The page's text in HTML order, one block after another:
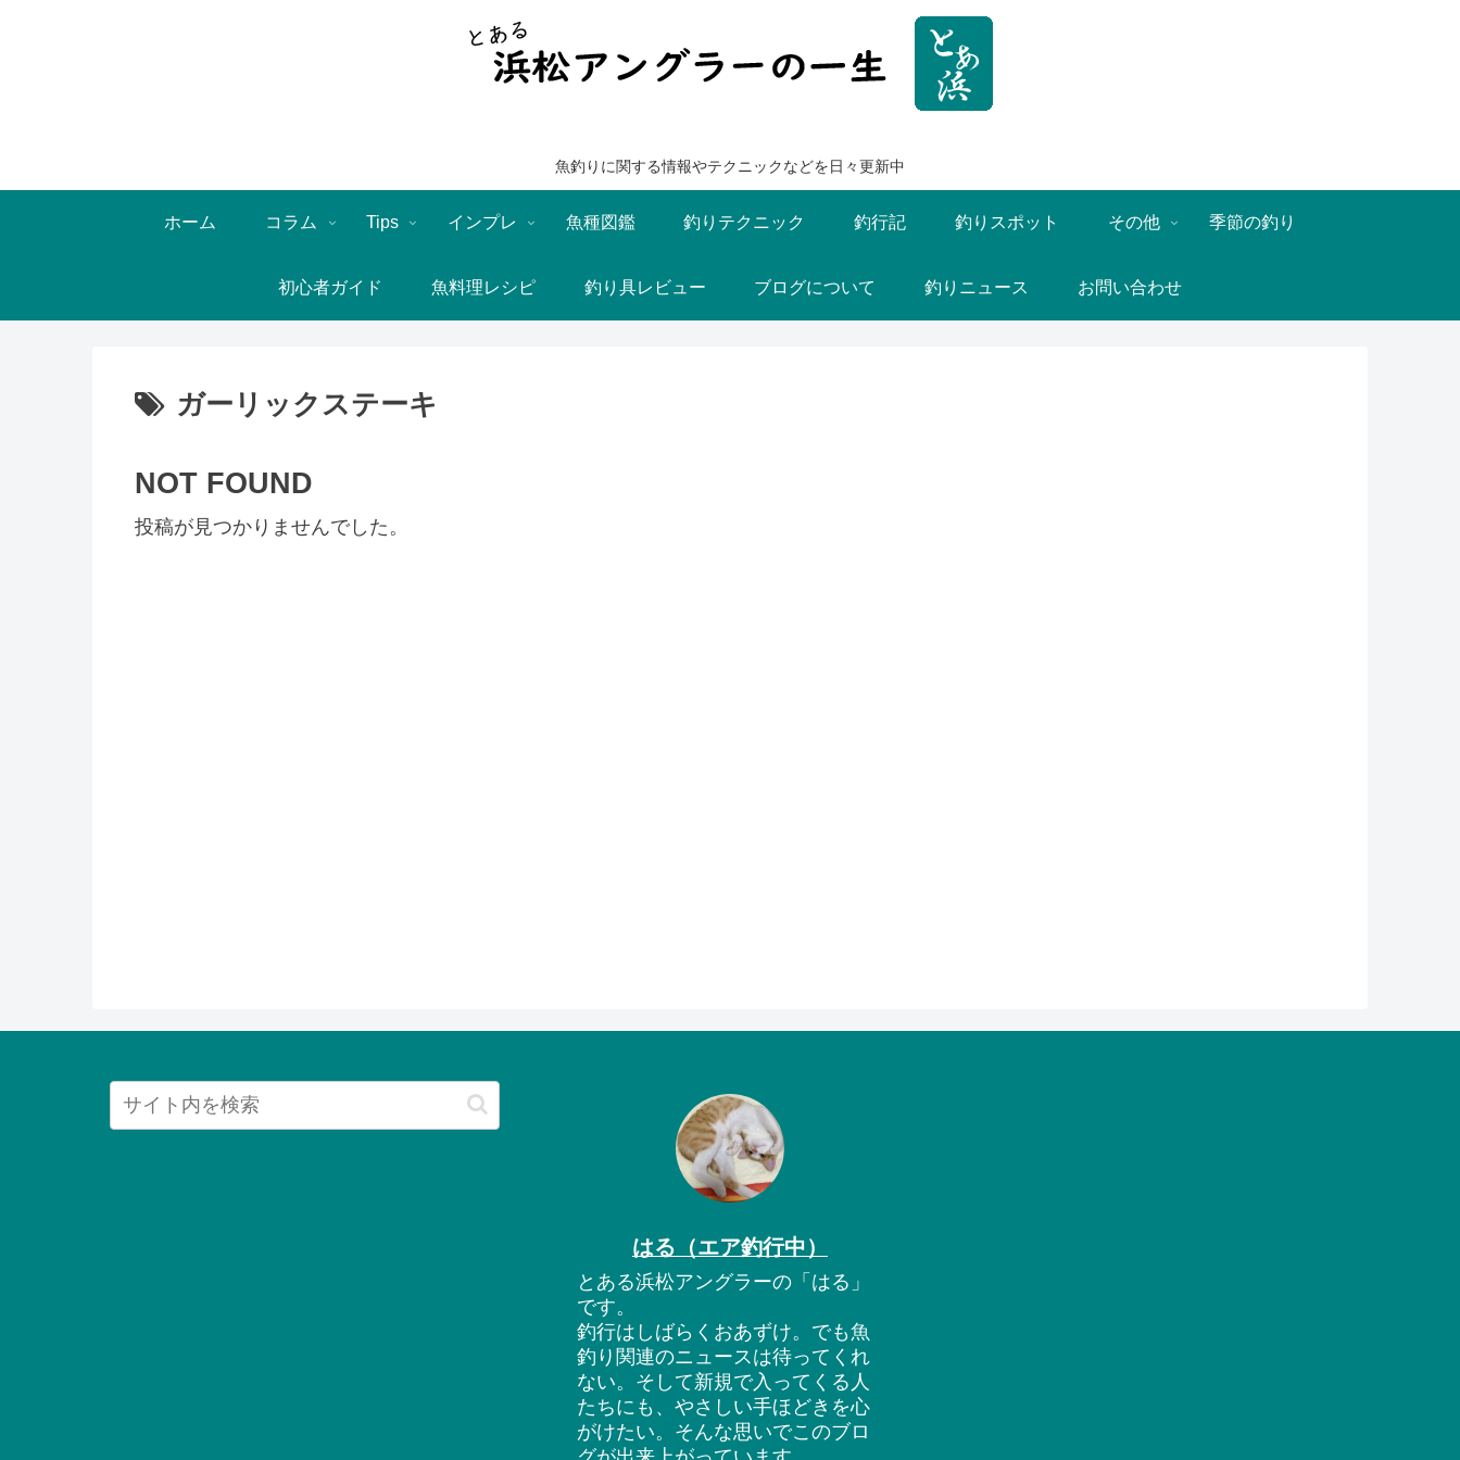
魚釣りに関する情報やテクニックなどを日々更新中
ホーム コラム Tips インプレ 魚種図鑑 釣りテクニック 釣行記 釣りスポット その他 季節の釣り
初心者ガイド 魚料理レシピ 釣り具レビュー ブログについて 釣りニュース お問い合わせ
ガーリックステーキ
NOT FOUND
投稿が見つかりませんでした。
はる（エア釣行中）
とある浜松アングラーの「はる」
です。
釣行はしばらくおあずけ。でも魚
釣り関連のニュースは待ってくれ
ない。そして新規で入ってくる人
たちにも、やさしい手ほどきを心
がけたい。そんな思いでこのブロ